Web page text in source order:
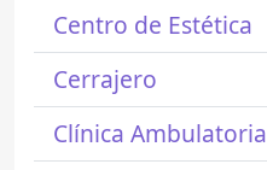
Centro de Estética
Cerrajero
Clínica Ambulatoria